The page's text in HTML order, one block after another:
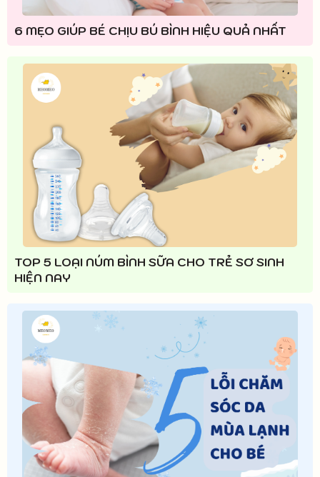
6 MẸO GIÚP BÉ CHỊU BÚ BÌNH HIỆU QUẢ NHẤT
TOP 5 LOẠI NÚM BÌNH SỮA CHO TRẺ SƠ SINH
HIỆN NAY